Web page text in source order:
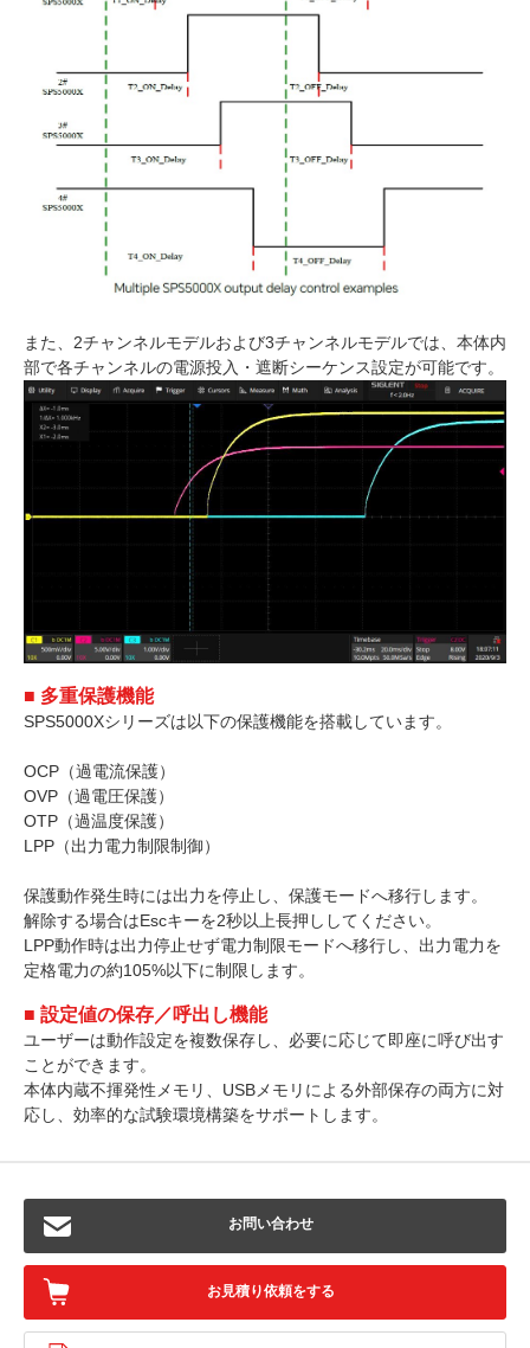
また、2チャンネルモデルおよび3チャンネルモデルでは、本体内
部で各チャンネルの電源投入・遮断シーケンス設定が可能です。
■ 多重保護機能
SPS5000Xシリーズは以下の保護機能を搭載しています。
OCP（過電流保護）
OVP（過電圧保護）
OTP（過温度保護）
LPP（出力電力制限制御）
保護動作発生時には出力を停止し、保護モードへ移行します。
解除する場合はEscキーを2秒以上長押ししてください。
LPP動作時は出力停止せず電力制限モードへ移行し、出力電力を
定格電力の約105%以下に制限します。
■ 設定値の保存／呼出し機能
ユーザーは動作設定を複数保存し、必要に応じて即座に呼び出す
ことができます。
本体内蔵不揮発性メモリ、USBメモリによる外部保存の両方に対
応し、効率的な試験環境構築をサポートします。
お問い合わせ
お見積り依頼をする